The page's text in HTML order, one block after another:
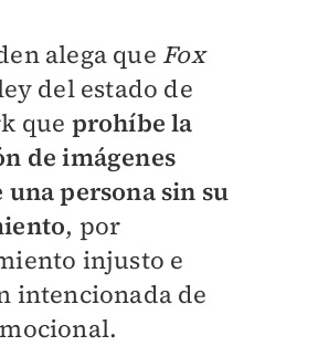
alega que Fox
del estado de
que prohíbe la
de imágenes
persona sin su
, por
injusto e
intencionada de